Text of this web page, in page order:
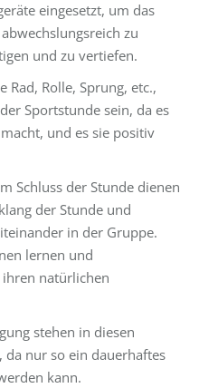
eingesetzt, um das
zu
und zu vertiefen.
Rad, Rolle, Sprung, etc.,
Sportstunde sein, da es
und es sie positiv
Schluss der Stunde dienen
der Stunde und
in der Gruppe.
lernen und
natürlichen
stehen in diesen
nur so ein dauerhaftes
kann.